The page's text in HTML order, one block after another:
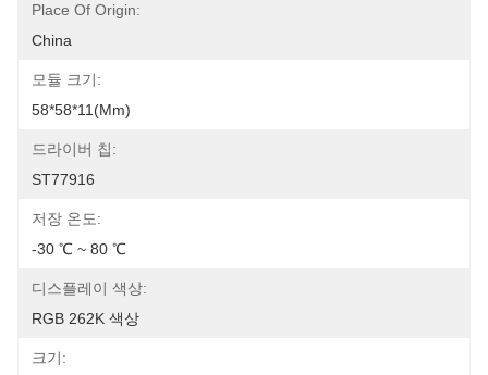
Place Of Origin:
China
모듈 크기:
58*58*11(mm)
드라이버 칩:
ST77916
저장 온도:
-30 ℃ ~ 80 ℃
디스플레이 색상:
RGB 262K 색상
크기: